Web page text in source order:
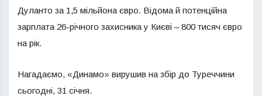
Дуланто за 1,5 мільйона євро. Відома й потенційна
зарплата 26-річного захисника у Києві – 800 тисяч євро
на рік.
Нагадаємо, «Динамо» вирушив на збір до Туреччини
сьогодні, 31 січня.